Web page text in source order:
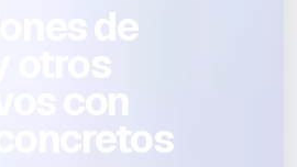
de
con